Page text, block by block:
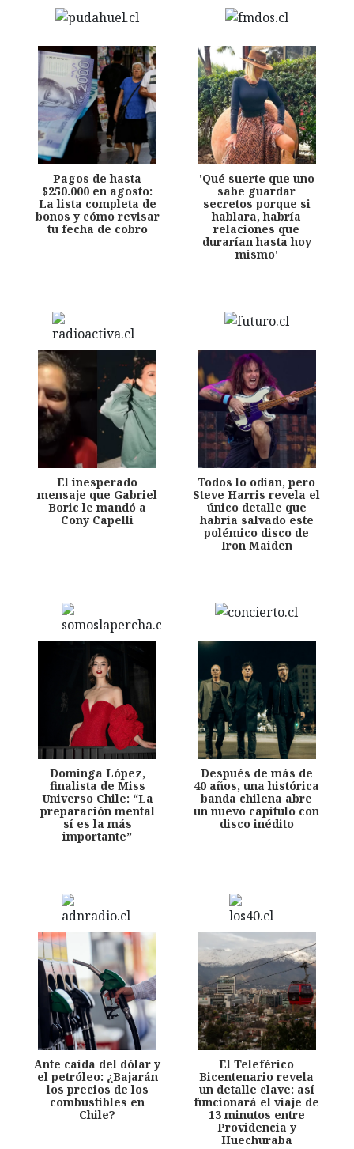
Pagos de hasta
$250.000 en agosto:
La lista completa de
bonos y cómo revisar
tu fecha de cobro
'Qué suerte que uno
sabe guardar
secretos porque si
hablara, habría
relaciones que
durarían hasta hoy
mismo'
El inesperado
mensaje que Gabriel
Boric le mandó a
Cony Capelli
Todos lo odian, pero
Steve Harris revela el
único detalle que
habría salvado este
polémico disco de
Iron Maiden
Dominga López,
finalista de Miss
Universo Chile: “La
preparación mental
sí es la más
importante”
Después de más de
40 años, una histórica
banda chilena abre
un nuevo capítulo con
disco inédito
Ante caída del dólar y
el petróleo: ¿Bajarán
los precios de los
combustibles en
Chile?
El Teleférico
Bicentenario revela
un detalle clave: así
funcionará el viaje de
13 minutos entre
Providencia y
Huechuraba